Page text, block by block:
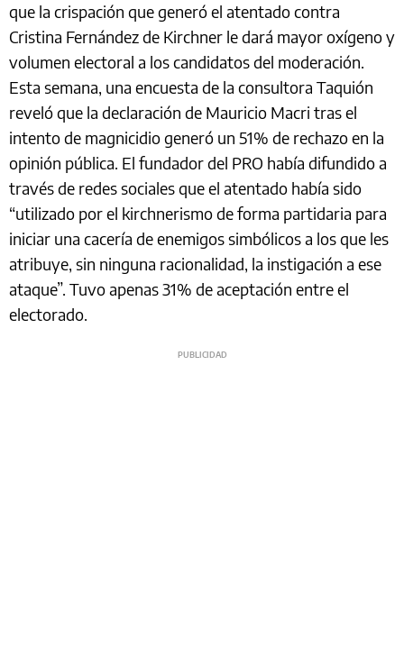
que la crispación que generó el atentado contra
Cristina Fernández de Kirchner le dará mayor oxígeno y
volumen electoral a los candidatos del moderación.
Esta semana, una encuesta de la consultora Taquión
reveló que la declaración de Mauricio Macri tras el
intento de magnicidio generó un 51% de rechazo en la
opinión pública. El fundador del PRO había difundido a
través de redes sociales que el atentado había sido
“utilizado por el kirchnerismo de forma partidaria para
iniciar una cacería de enemigos simbólicos a los que les
atribuye, sin ninguna racionalidad, la instigación a ese
ataque”. Tuvo apenas 31% de aceptación entre el
electorado.